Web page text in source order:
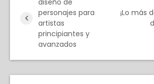
diseño de
personajes para
artistas
principiantes y
avanzados
¡Lo más